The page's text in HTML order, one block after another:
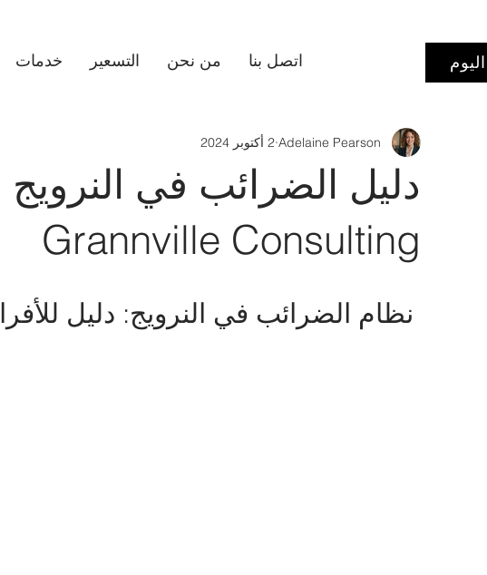
خدمات التسعير من نحن اتصل بنا
دليل الضرائب في النرويج
Grannville Consulting
Adelaine Pearson 2 أكتوبر 2024